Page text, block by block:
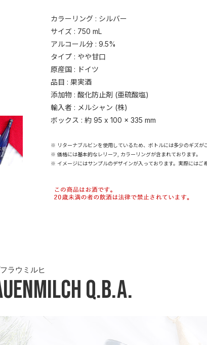
カラーリング : シルバー
サイズ : 750 mL
アルコール分 : 9.5%
タイプ : やや甘口
原産国 : ドイツ
品目 : 果実酒
添加物 : 酸化防止剤 (亜硫酸塩)
輸入者 : メルシャン (株)
ボックス : 約 95 x 100 x 335 mm
※ リターナブルビンを使用しているため、ボトルには多少のギズが
※ 価格には基本的なレリーフ, カラーリングが含まれております。
※ イメージにはサンプルのデザインが入っております。実際にはご
ラウミルヒ
Q.b.A.